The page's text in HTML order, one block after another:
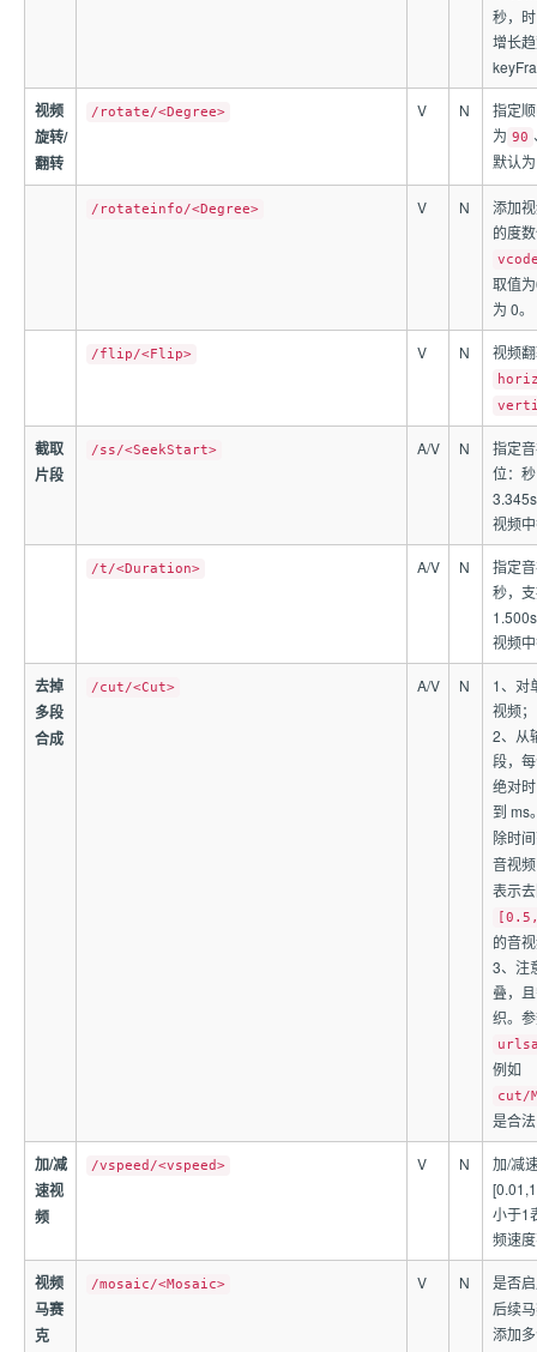
秒，
增长
视频
旋转/
翻转
/rotate/<Degree> V N
指定
为 90
默认
/rotateinfo/<Degree> V N
添加
的度
取值
为 0。
/flip/<Flip> V N 视频
截取
片段
/ss/<SeekStart> A/V N
指定
位：
视频
/t/<Duration> A/V N
指定
秒，
视频
去掉
多段
合成
/cut/<Cut> A/V N
1、对
视频；
2、从
段，
绝对
到 ms
除时
音视
表示
的音
3、注
叠，
织。
例如
cut/
是合
加/减
速视
频
/vspeed/<vspeed> V N
加/减
小于1
频速
视频
马赛
克
/mosaic/<Mosaic> V N
是否
后续
添加